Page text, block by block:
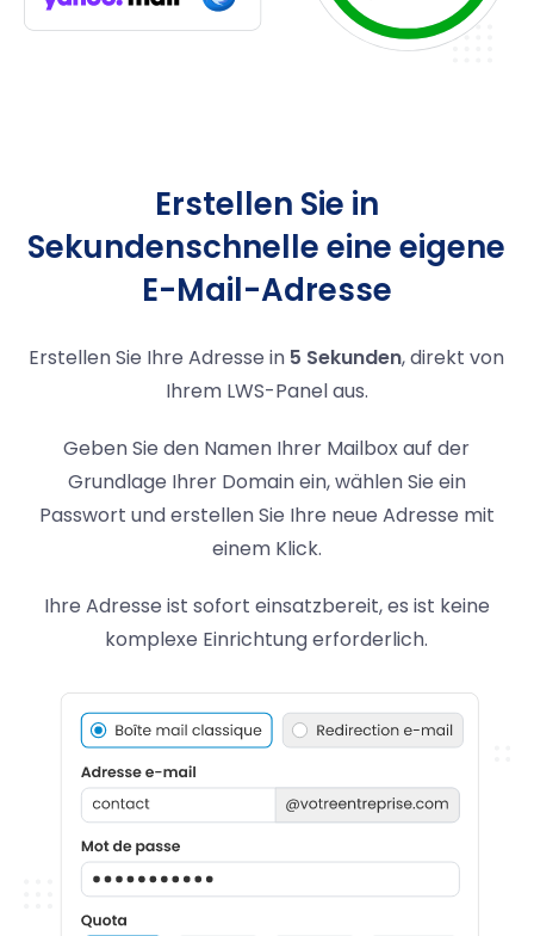
Erstellen Sie in
Sekundenschnelle eine eigene
E-Mail-Adresse
Erstellen Sie Ihre Adresse in 5 Sekunden, direkt von
Ihrem LWS-Panel aus.
Geben Sie den Namen Ihrer Mailbox auf der
Grundlage Ihrer Domain ein, wählen Sie ein
Passwort und erstellen Sie Ihre neue Adresse mit
einem Klick.
Ihre Adresse ist sofort einsatzbereit, es ist keine
komplexe Einrichtung erforderlich.